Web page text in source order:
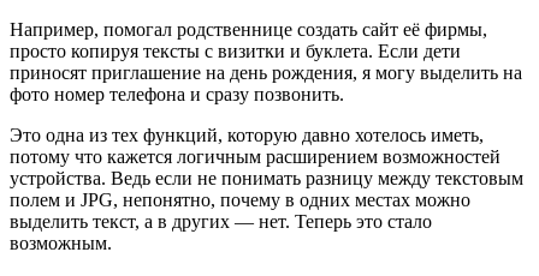
Например, помогал родственнице создать сайт её фирмы,
просто копируя тексты с визитки и буклета. Если дети
приносят приглашение на день рождения, я могу выделить на
фото номер телефона и сразу позвонить.
Это одна из тех функций, которую давно хотелось иметь,
потому что кажется логичным расширением возможностей
устройства. Ведь если не понимать разницу между текстовым
полем и JPG, непонятно, почему в одних местах можно
выделить текст, а в других — нет. Теперь это стало
возможным.